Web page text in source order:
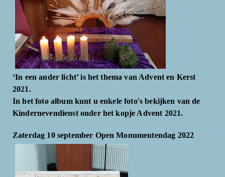
‘In een ander licht’ is het thema van Advent en Kerst
2021.
In het foto album kunt u enkele foto's bekijken van de
Kindernevendienst onder het kopje Advent 2021.
Zaterdag 10 september Open Monumentendag 2022